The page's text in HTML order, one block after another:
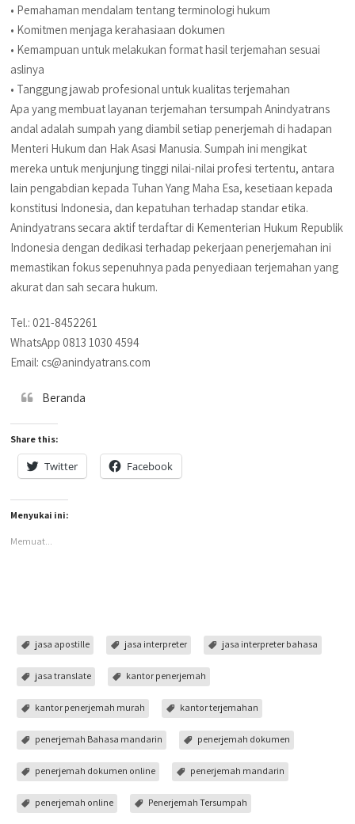
• Pemahaman mendalam tentang terminologi hukum
• Komitmen menjaga kerahasiaan dokumen
• Kemampuan untuk melakukan format hasil terjemahan sesuai
aslinya
• Tanggung jawab profesional untuk kualitas terjemahan
Apa yang membuat layanan terjemahan tersumpah Anindyatrans
andal adalah sumpah yang diambil setiap penerjemah di hadapan
Menteri Hukum dan Hak Asasi Manusia. Sumpah ini mengikat
mereka untuk menjunjung tinggi nilai-nilai profesi tertentu, antara
lain pengabdian kepada Tuhan Yang Maha Esa, kesetiaan kepada
konstitusi Indonesia, dan kepatuhan terhadap standar etika.
Anindyatrans secara aktif terdaftar di Kementerian Hukum Republik
Indonesia dengan dedikasi terhadap pekerjaan penerjemahan ini
memastikan fokus sepenuhnya pada penyediaan terjemahan yang
akurat dan sah secara hukum.
Tel.: 021-8452261
WhatsApp 0813 1030 4594
Email: cs@anindyatrans.com
Beranda
Share this:
Twitter Facebook
Menyukai ini:
Memuat...
jasa apostille jasa interpreter jasa interpreter bahasa
jasa translate kantor penerjemah
kantor penerjemah murah kantor terjemahan
penerjemah Bahasa mandarin penerjemah dokumen
penerjemah dokumen online penerjemah mandarin
penerjemah online Penerjemah Tersumpah